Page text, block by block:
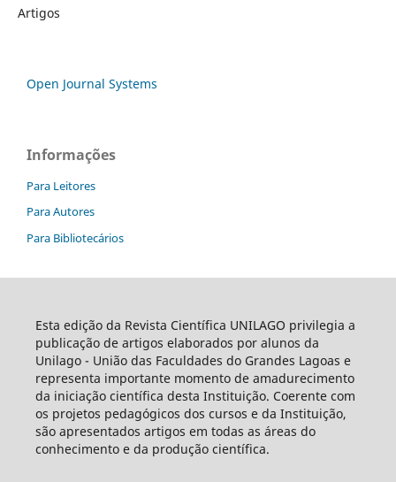
Artigos
Open Journal Systems
Informações
Para Leitores
Para Autores
Para Bibliotecários
Esta edição da Revista Científica UNILAGO privilegia a
publicação de artigos elaborados por alunos da
Unilago - União das Faculdades do Grandes Lagoas e
representa importante momento de amadurecimento
da iniciação científica desta Instituição. Coerente com
os projetos pedagógicos dos cursos e da Instituição,
são apresentados artigos em todas as áreas do
conhecimento e da produção científica.